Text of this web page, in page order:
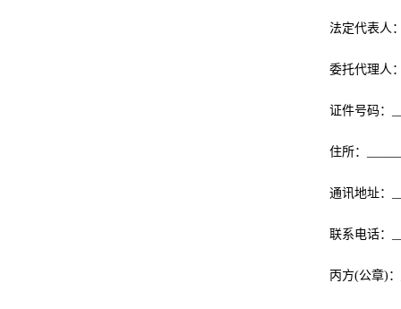
法定代表人
委托代理人
证件号码：
住所：
通讯地址：
联系电话：
丙方(公章)：